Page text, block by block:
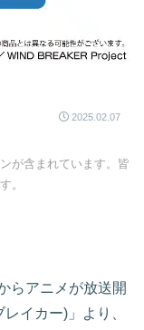
2025.02.07
が含まれています。皆
。
らアニメが放送開
イカー)」より、